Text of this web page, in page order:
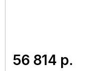
56 814 р.